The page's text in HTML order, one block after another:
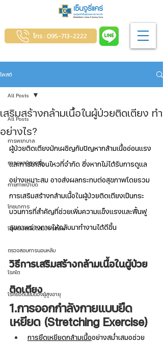
โทร : 095-713-2222
โพสต์
All Posts
การพยาบาล
การดูแลผู้สูงอายุ
กายภาพบำบัด
โภชนาการ
โรคหลอดเลือดสมอง Stroke
ตรวจสอบการนอนหลับ
โรคไต
โรคยอดนิยมของผู้สูงอายุ
All Posts
เสริมสร้างกล้ามเนื้อในผู้ป่วยติดเตียง ทำ
อย่างไร?
ผู้ป่วยติดเตียงมักเผชิญกับปัญหากล้ามเนื้ออ่อนแรง
และการเคลื่อนไหวที่จำกัด ซึ่งหากไม่ได้รับการดูแล
อย่างเหมาะสม อาจส่งผลกระทบต่อสุขภาพโดยรวม
การเสริมสร้างกล้ามเนื้อในผู้ป่วยติดเตียงเป็นกระ
บวนการที่สำคัญที่ช่วยเพิ่มความแข็งแรงและฟื้นฟู
สุขภาพร่างกายให้กลับมาทำงานได้ดีขึ้น
วิธีการเสริมสร้างกล้ามเนื้อในผู้ป่วย
ติดเตียง
1.การออกกำลังกายแบบยืด
เหยียด (Stretching Exercise)
การยืดเหยียดกล้ามเนื้ออย่างสม่ำเสมอช่วย